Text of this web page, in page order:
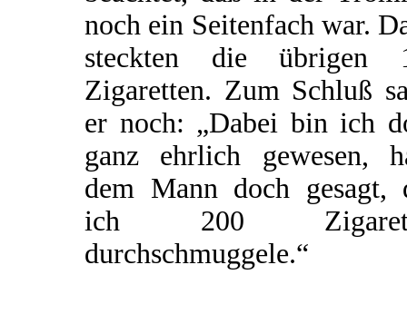
noch ein Seitenfach war.
steckten die übrigen
Zigaretten. Zum Schluß
er noch: „Dabei bin ich
ganz ehrlich gewesen,
dem Mann doch gesagt,
ich 200
durchschmuggele.“